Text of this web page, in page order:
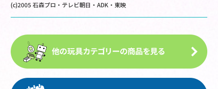
(c)2005 石森プロ・テレビ朝日・ADK・東映